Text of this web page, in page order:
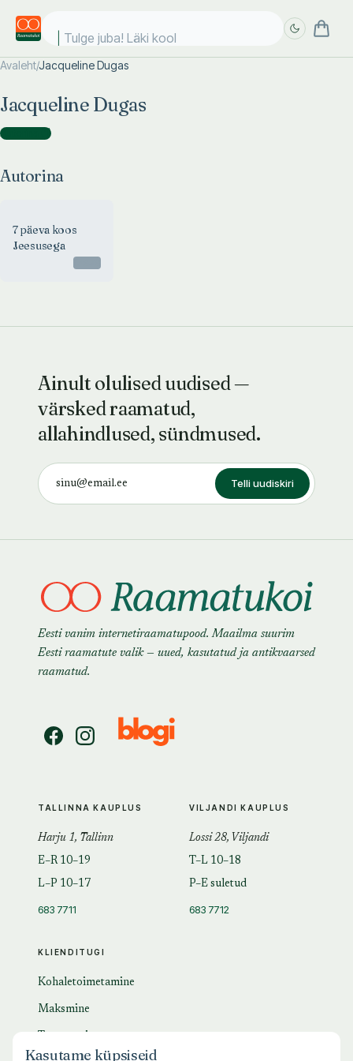
Tulge juba! Läki kooli
Avaleht/Jacqueline Dugas
Jacqueline Dugas
Autorina )
Autorina
7 päeva koos
Jeesusega
Ainult olulised uudised —
värsked raamatud,
allahindlused, sündmused.
Telli uudiskiri
Eesti vanim internetiraamatupood. Maailma suurim
Eesti raamatute valik — uued, kasutatud ja antikvaarsed
raamatud.
KLIENDITUGI
Kohaletoimetamine
Maksmine
TALLINNA KAUPLUS
Harju 1, Tallinn
E–R 10–19
L–P 10–17
683 7711
VILJANDI KAUPLUS
Lossi 28, Viljandi
T–L 10–18
P–E suletud
683 7712
Kasutame küpsiseid